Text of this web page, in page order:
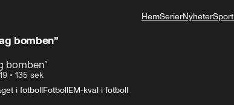
HemSerierNyheterSport
bomben”
bomben”
• 135 sek
i fotbollFotbollEM-kval i fotboll